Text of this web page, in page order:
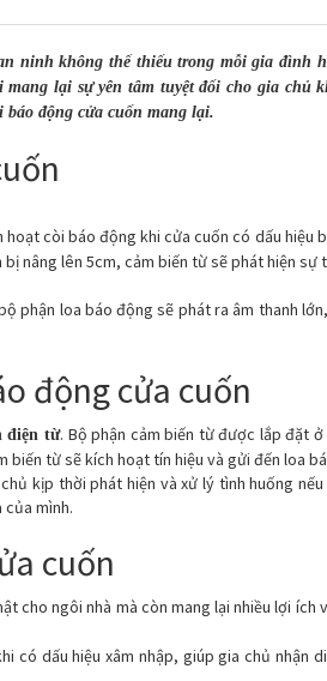
ninh không thể thiếu trong mỗi gia đình
lại sự yên tâm tuyệt đối cho gia chủ
động cửa cuốn mang lại.
còi báo động khi cửa cuốn có dấu hiệu
nâng lên 5cm, cảm biến từ sẽ phát hiện
phận loa báo động sẽ phát ra âm thanh
động cửa cuốn
điện từ. Bộ phận cảm biến từ được lắp đặt
biến từ sẽ kích hoạt tín hiệu và gửi đến loa
kịp thời phát hiện và xử lý tình huống
của mình.
cuốn
cho ngôi nhà mà còn mang lại nhiều lợi ích
có dấu hiệu xâm nhập, giúp gia chủ nhận